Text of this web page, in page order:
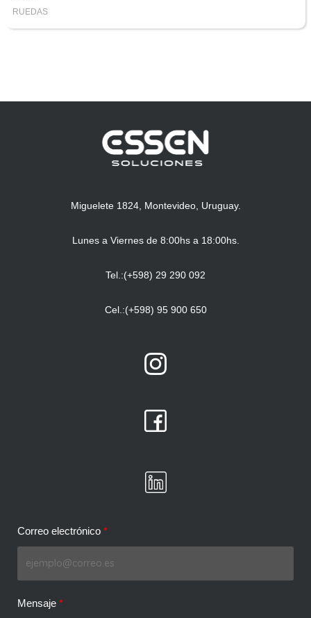
RUEDAS
Miguelete 1824, Montevideo, Uruguay.
Lunes a Viernes de 8:00hs a 18:00hs.
Tel.:(+598) 29 290 092
Cel.:(+598) 95 900 650
Correo electrónico
Mensaje